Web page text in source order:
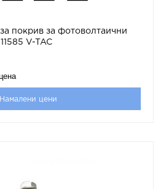
покрив за фотоволтаични
V-TAC
Намалени цени